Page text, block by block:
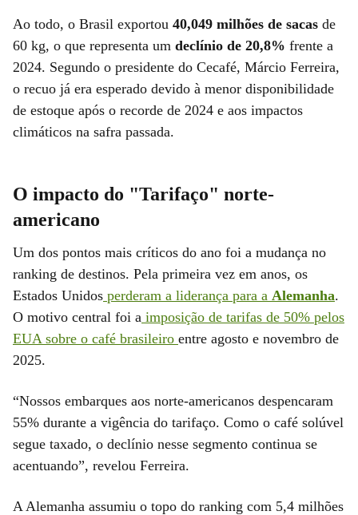
Ao todo, o Brasil exportou 40,049 milhões de sacas de
60 kg, o que representa um declínio de 20,8% frente a
2024. Segundo o presidente do Cecafé, Márcio Ferreira,
o recuo já era esperado devido à menor disponibilidade
de estoque após o recorde de 2024 e aos impactos
climáticos na safra passada.
O impacto do "Tarifaço" norte-
americano
Um dos pontos mais críticos do ano foi a mudança no
ranking de destinos. Pela primeira vez em anos, os
Estados Unidos perderam a liderança para a Alemanha.
O motivo central foi a imposição de tarifas de 50% pelos
EUA sobre o café brasileiro entre agosto e novembro de
2025.
“Nossos embarques aos norte-americanos despencaram
55% durante a vigência do tarifaço. Como o café solúvel
segue taxado, o declínio nesse segmento continua se
acentuando”, revelou Ferreira.
A Alemanha assumiu o topo do ranking com 5,4 milhões